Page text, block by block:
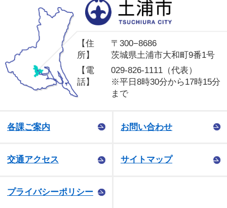
【住
所】
〒300−8686
茨城県土浦市大和町9番1号
【電
話】
029-826-1111（代表）
※平日8時30分から17時15分
まで
各課ご案内 お問い合わせ
交通アクセス サイトマップ
プライバシーポリシー